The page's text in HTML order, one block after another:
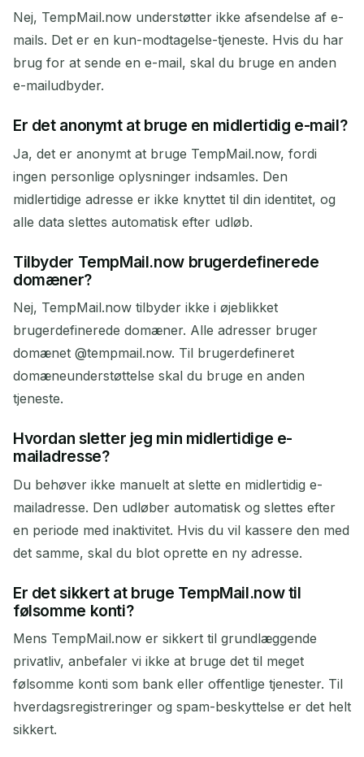
Nej, TempMail.now understøtter ikke afsendelse af e-
mails. Det er en kun-modtagelse-tjeneste. Hvis du har
brug for at sende en e-mail, skal du bruge en anden
e-mailudbyder.
Er det anonymt at bruge en midlertidig e-mail?
Ja, det er anonymt at bruge TempMail.now, fordi
ingen personlige oplysninger indsamles. Den
midlertidige adresse er ikke knyttet til din identitet, og
alle data slettes automatisk efter udløb.
Tilbyder TempMail.now brugerdefinerede
domæner?
Nej, TempMail.now tilbyder ikke i øjeblikket
brugerdefinerede domæner. Alle adresser bruger
domænet @tempmail.now. Til brugerdefineret
domæneunderstøttelse skal du bruge en anden
tjeneste.
Hvordan sletter jeg min midlertidige e-
mailadresse?
Du behøver ikke manuelt at slette en midlertidig e-
mailadresse. Den udløber automatisk og slettes efter
en periode med inaktivitet. Hvis du vil kassere den med
det samme, skal du blot oprette en ny adresse.
Er det sikkert at bruge TempMail.now til
følsomme konti?
Mens TempMail.now er sikkert til grundlæggende
privatliv, anbefaler vi ikke at bruge det til meget
følsomme konti som bank eller offentlige tjenester. Til
hverdagsregistreringer og spam-beskyttelse er det helt
sikkert.